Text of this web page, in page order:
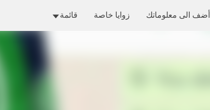
التخطي إلى المحتوى الرئيسيأضف الى معلوماتك زوايا خاصة قائمة